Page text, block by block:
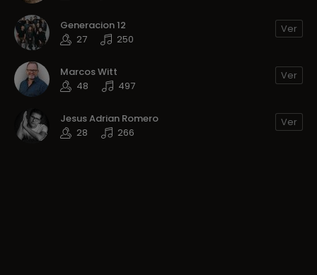
Generacion 12
27
250
Ver
Marcos Witt
48
497
Ver
Jesus Adrian Romero
28
266
Ver